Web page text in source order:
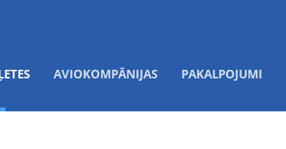
AVIOKOMPĀNIJAS PAKALPOJUMI